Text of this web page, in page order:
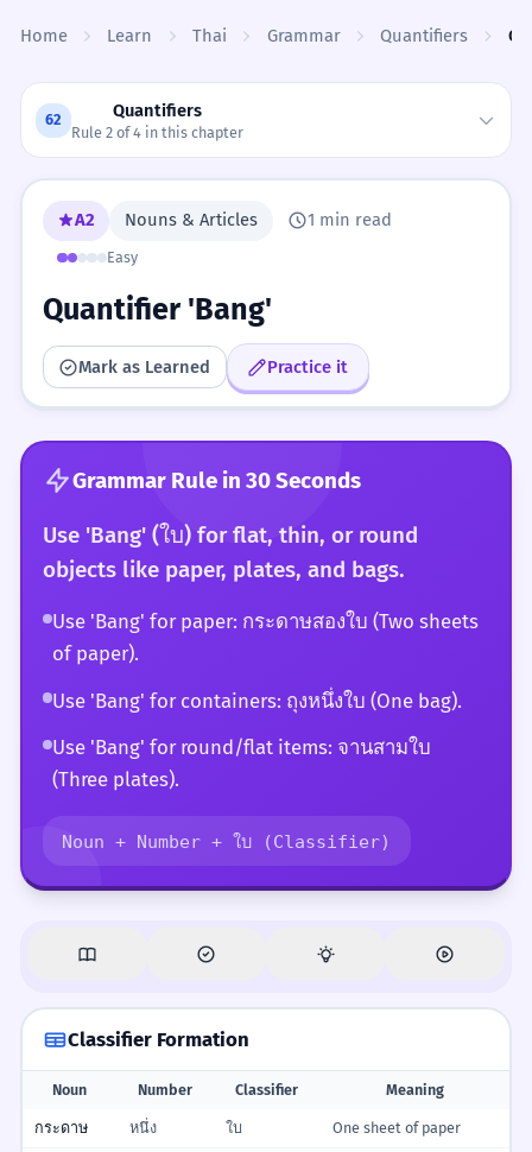
Home Learn Thai Grammar Quantifiers
62 Quantifiers
Rule 2 of 4 in this chapter
A2 Nouns & Articles 1 min read
Easy
Quantifier 'Bang'
Mark as Learned Practice it
Grammar Rule in 30 Seconds
Use 'Bang' (ใบ) for flat, thin, or round
objects like paper, plates, and bags.
Use 'Bang' for paper: กระดาษสองใบ (Two sheets
of paper).
Use 'Bang' for containers: ถุงหนึ่งใบ (One bag).
Use 'Bang' for round/flat items: จานสามใบ
(Three plates).
Noun + Number + ใบ (Classifier)
Classifier Formation
Noun Number Classifier Meaning
กระดาษ หนึ่ง ใบ One sheet of paper